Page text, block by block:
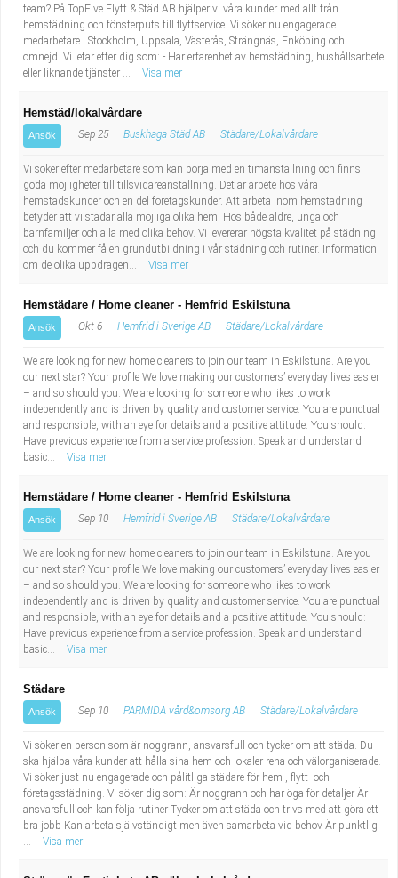
team? På TopFive Flytt & Städ AB hjälper vi våra kunder med allt från
hemstädning och fönsterputs till flyttservice. Vi söker nu engagerade
medarbetare i Stockholm, Uppsala, Västerås, Strängnäs, Enköping och
omnejd. Vi letar efter dig som: - Har erfarenhet av hemstädning, hushållsarbete
eller liknande tjänster ...
Visa mer
Hemstäd/lokalvårdare
Ansök Sep 25 Buskhaga Städ AB Städare/Lokalvårdare
Vi söker efter medarbetare som kan börja med en timanställning och finns
goda möjligheter till tillsvidareanställning. Det är arbete hos våra
hemstädskunder och en del företagskunder. Att arbeta inom hemstädning
betyder att vi städar alla möjliga olika hem. Hos både äldre, unga och
barnfamiljer och alla med olika behov. Vi levererar högsta kvalitet på städning
och du kommer få en grundutbildning i vår städning och rutiner. Information
om de olika uppdragen...
Visa mer
Hemstädare / Home cleaner - Hemfrid Eskilstuna
Ansök Okt 6 Hemfrid i Sverige AB Städare/Lokalvårdare
We are looking for new home cleaners to join our team in Eskilstuna. Are you
our next star? Your profile We love making our customers’ everyday lives easier
– and so should you. We are looking for someone who likes to work
independently and is driven by quality and customer service. You are punctual
and responsible, with an eye for details and a positive attitude. You should:
Have previous experience from a service profession. Speak and understand
basic...
Visa mer
Hemstädare / Home cleaner - Hemfrid Eskilstuna
Ansök Sep 10 Hemfrid i Sverige AB Städare/Lokalvårdare
We are looking for new home cleaners to join our team in Eskilstuna. Are you
our next star? Your profile We love making our customers’ everyday lives easier
– and so should you. We are looking for someone who likes to work
independently and is driven by quality and customer service. You are punctual
and responsible, with an eye for details and a positive attitude. You should:
Have previous experience from a service profession. Speak and understand
basic...
Visa mer
Städare
Ansök Sep 10 PARMIDA vård&omsorg AB Städare/Lokalvårdare
Vi söker en person som är noggrann, ansvarsfull och tycker om att städa. Du
ska hjälpa våra kunder att hålla sina hem och lokaler rena och välorganiserade.
Vi söker just nu engagerade och pålitliga städare för hem-, flytt- och
företagsstädning. Vi söker dig som: Är noggrann och har öga för detaljer Är
ansvarsfull och kan följa rutiner Tycker om att städa och trivs med att göra ett
bra jobb Kan arbeta självständigt men även samarbeta vid behov Är punktlig
...
Visa mer